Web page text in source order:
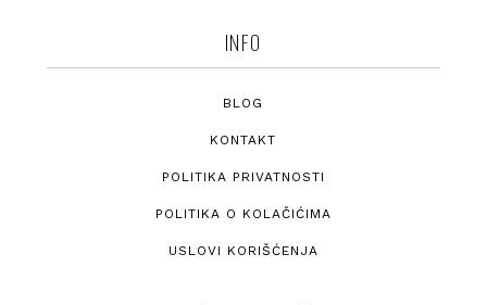
INFO
BLOG
KONTAKT
POLITIKA PRIVATNOSTI
POLITIKA O KOLAČIĆIMA
USLOVI KORIŠĆENJA